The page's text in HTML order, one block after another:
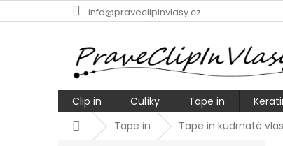
na
info@praveclipinvlasy.cz
Clip in Culíky Tape in
DomůTape in Tape in kudrnaté